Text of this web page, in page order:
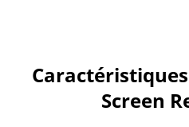
Screen